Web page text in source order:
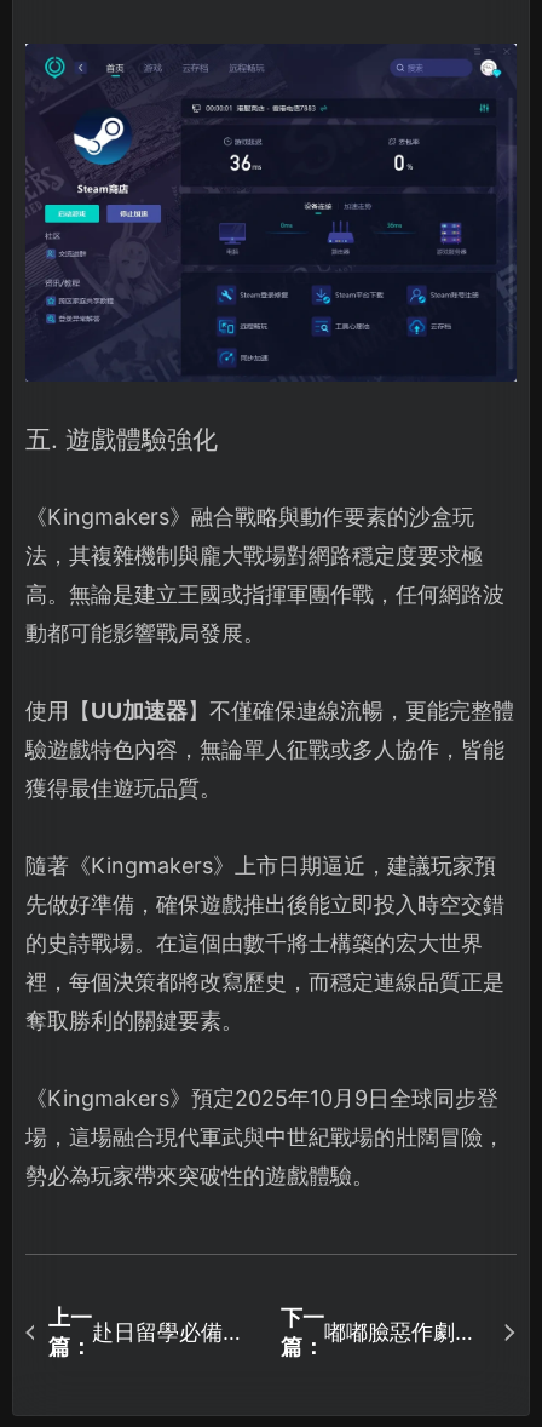
五. 遊戲體驗強化
《Kingmakers》融合戰略與動作要素的沙盒玩
法，其複雜機制與龐大戰場對網路穩定度要求極
高。無論是建立王國或指揮軍團作戰，任何網路波
動都可能影響戰局發展。
使用【UU加速器】不僅確保連線流暢，更能完整體
驗遊戲特色內容，無論單人征戰或多人協作，皆能
獲得最佳遊玩品質。
隨著《Kingmakers》上市日期逼近，建議玩家預
先做好準備，確保遊戲推出後能立即投入時空交錯
的史詩戰場。在這個由數千將士構築的宏大世界
裡，每個決策都將改寫歷史，而穩定連線品質正是
奪取勝利的關鍵要素。
《Kingmakers》預定2025年10月9日全球同步登
場，這場融合現代軍武與中世紀戰場的壯闊冒險，
勢必為玩家帶來突破性的遊戲體驗。
上一
篇：
赴日留學必備
輕鬆！
下一
篇：
嘟嘟臉惡作劇國